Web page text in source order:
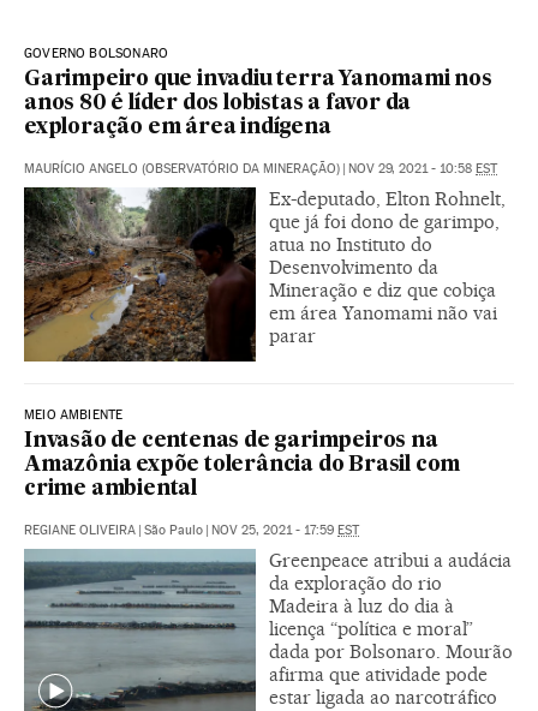
GOVERNO BOLSONARO
Garimpeiro que invadiu terra Yanomami nos
anos 80 é líder dos lobistas a favor da
exploração em área indígena
MAURÍCIO ANGELO (OBSERVATÓRIO DA MINERAÇÃO) NOV 29, 2021 - 10:58 EST
Ex-deputado, Elton Rohnelt,
que já foi dono de garimpo,
atua no Instituto do
Desenvolvimento da
Mineração e diz que cobiça
em área Yanomami não vai
parar
MEIO AMBIENTE
Invasão de centenas de garimpeiros na
Amazônia expõe tolerância do Brasil com
crime ambiental
REGIANE OLIVEIRA São Paulo NOV 25, 2021 - 17:59 EST
Greenpeace atribui a audácia
da exploração do rio
Madeira à luz do dia à
licença “política e moral”
dada por Bolsonaro. Mourão
afirma que atividade pode
estar ligada ao narcotráfico